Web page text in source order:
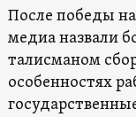
После победы
медиа назвали
талисманом
особенностях